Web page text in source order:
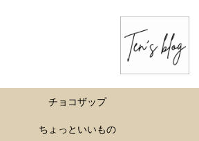
チョコザップ
ちょっといいもの